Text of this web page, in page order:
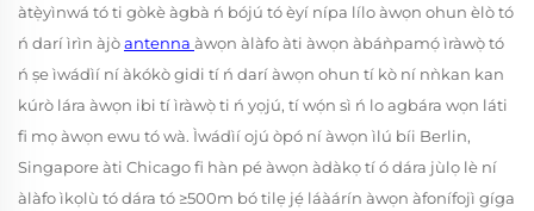
àtẹ̀yìnwá tó ti gòkè àgbà ń bójú tó èyí nípa lílo àwọn ohun èlò tó
ń darí ìrìn àjòantenna àwọn àlàfo àti àwọn àbáǹpamọ́ ìràwọ̀ tó
ń ṣe ìwádìí ní àkókò gidi tí ń darí àwọn ohun tí kò ní nǹkan kan
kúrò lára àwọn ibi tí ìràwọ̀ ti ń yọjú, tí wọ́n sì ń lo agbára wọn láti
fi mọ àwọn ewu tó wà. Ìwádìí ojú òpó ní àwọn ìlú bíi Berlin,
Singapore àti Chicago fi hàn pé àwọn àdàkọ tí ó dára jùlọ lè ní
àlàfo ìkọlù tó dára tó ≥500m bó tilẹ jẹ́ láàárín àwọn àfonífojì gíga